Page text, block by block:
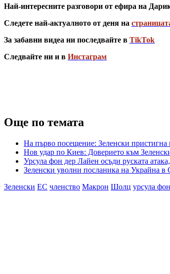
Най-интересните разговори от ефира на
Следете най-актуалното от деня на
За забавни видеа ни последвайте в TikTok
Следвайте ни и в Инстаграм
Още по темата
На първо посещение: Зеленски пристигна
Нов удар по Киев: Доверието към
Урсула фон дер Лайен осъди руската
Зеленски уволни посланика на Украйна
Зеленски ЕС членство Макрон Шолц урсула